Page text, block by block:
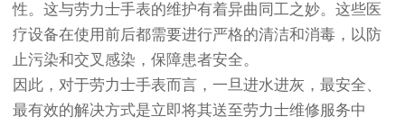
性。这与劳力士手表的维护有着异曲同工之妙。这些医
疗设备在使用前后都需要进行严格的清洁和消毒，以防
止污染和交叉感染，保障患者安全。
因此，对于劳力士手表而言，一旦进水进灰，最安全、
最有效的解决方式是立即将其送至劳力士维修服务中